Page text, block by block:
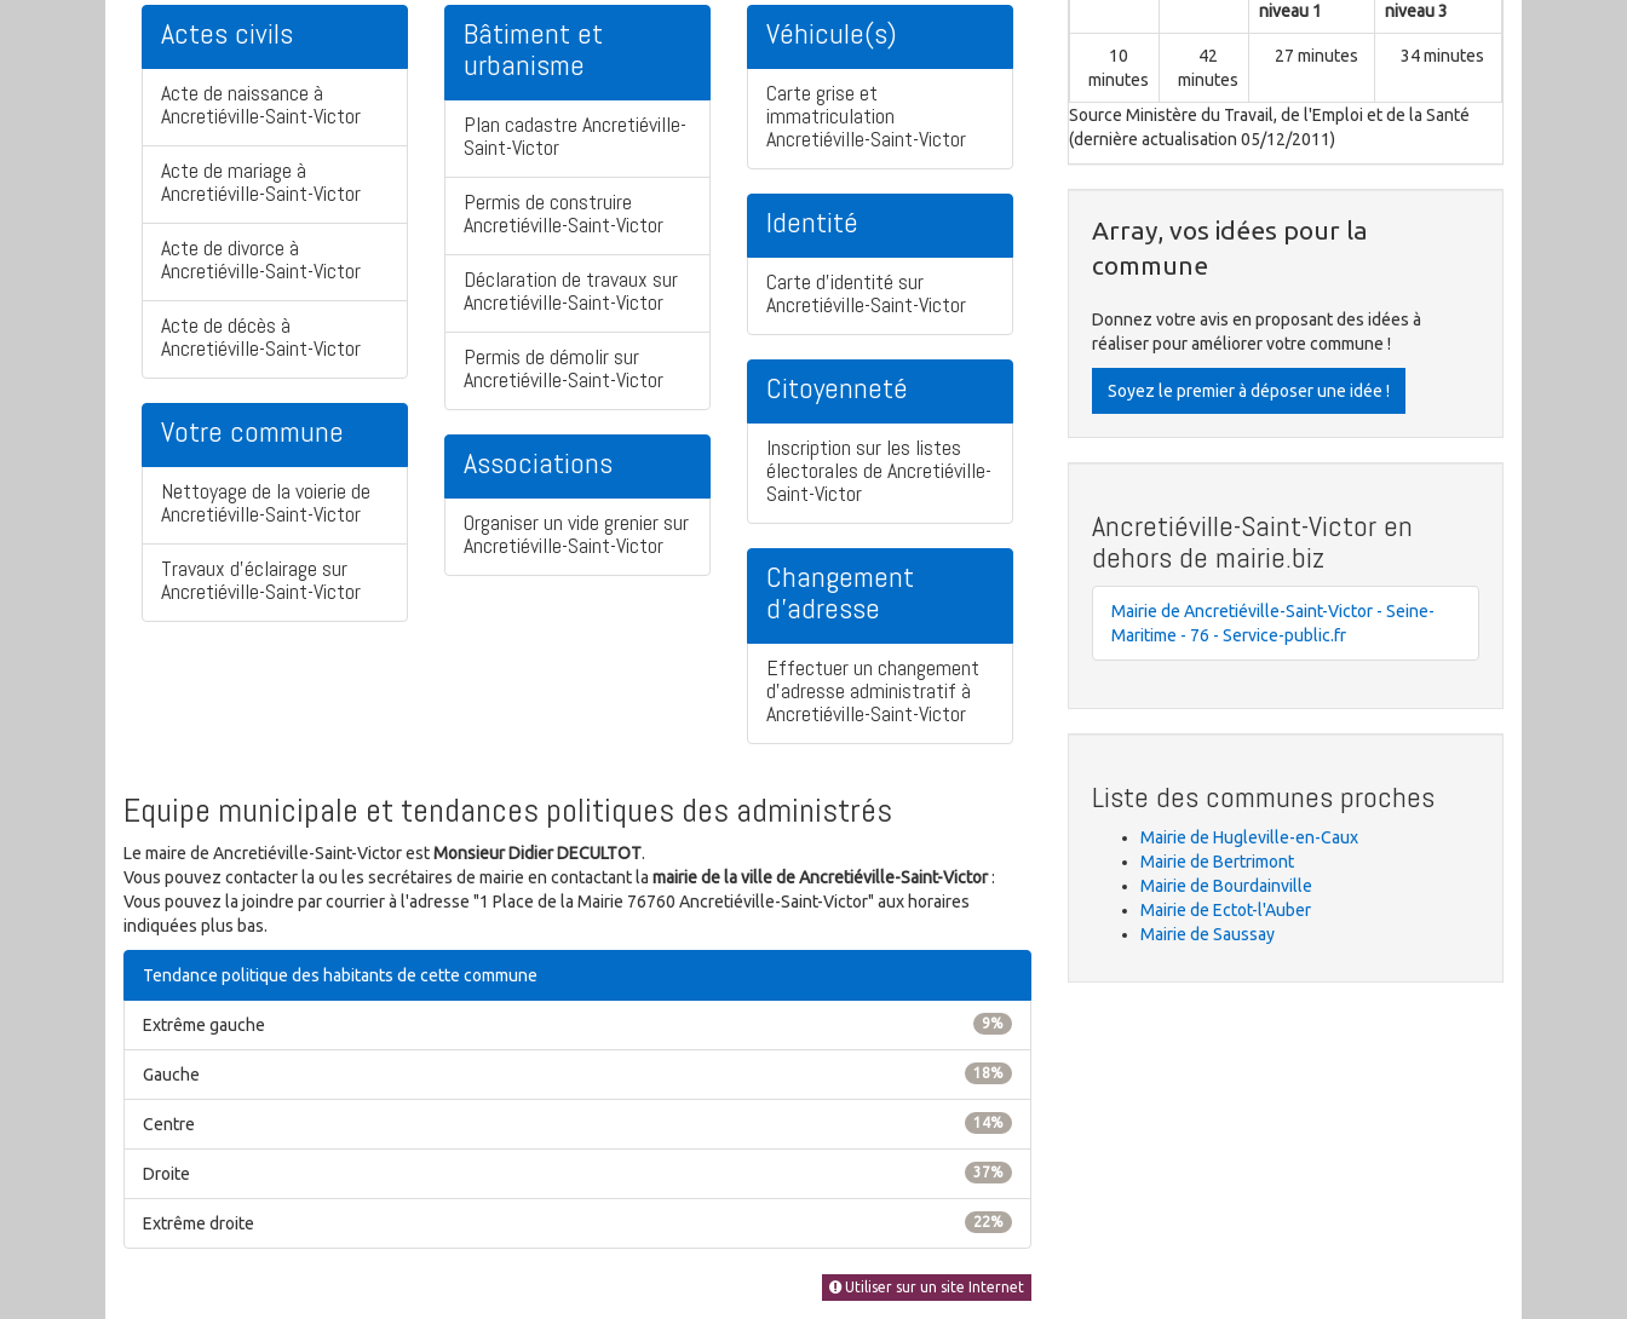
Actes civils
Acte de naissance à
Ancretiéville-Saint-Victor
Acte de mariage à
Ancretiéville-Saint-Victor
Acte de divorce à
Ancretiéville-Saint-Victor
Acte de décès à
Ancretiéville-Saint-Victor
Votre commune
Nettoyage de la voierie de
Ancretiéville-Saint-Victor
Travaux d'éclairage sur
Ancretiéville-Saint-Victor
Bâtiment et
urbanisme
Plan cadastre Ancretiéville-
Saint-Victor
Permis de construire
Ancretiéville-Saint-Victor
Déclaration de travaux sur
Ancretiéville-Saint-Victor
Permis de démolir sur
Ancretiéville-Saint-Victor
Associations
Organiser un vide grenier sur
Ancretiéville-Saint-Victor
Véhicule(s)
Carte grise et
immatriculation
Ancretiéville-Saint-Victor
Identité
Carte d'identité sur
Ancretiéville-Saint-Victor
Citoyenneté
Inscription sur les listes
électorales de Ancretiéville-
Saint-Victor
Changement
d'adresse
Effectuer un changement
d'adresse administratif à
Ancretiéville-Saint-Victor
Equipe municipale et tendances politiques des administrés
Le maire de Ancretiéville-Saint-Victor estMonsieur Didier DECULTOT.
Vous pouvez contacter la ou les secrétaires de mairie en contactant la mairie de la ville de Ancretiéville-Saint-Victor:
Vous pouvez la joindre par courrier à l'adresse "1 Place de la Mairie 76760 Ancretiéville-Saint-Victor" aux horaires
indiquées plus bas.
Tendance politique des habitants de cette commune
9%
Extrême gauche
18%
Gauche
14%
Centre
37%
Droite
22%
Extrême droite
Utiliser sur un site Internet
niveau 1
niveau 3
10
minutes
42
minutes
27 minutes 34 minutes
Source Ministère du Travail, de l'Emploi et de la Santé
(dernière actualisation 05/12/2011)
Array, vos idées pour la
commune
Donnez votre avis en proposant des idées à
réaliser pour améliorer votre commune !
Soyez le premier à déposer une idée !
Ancretiéville-Saint-Victor en
dehors de mairie.biz
Mairie de Ancretiéville-Saint-Victor - Seine-
Maritime - 76 - Service-public.fr
Liste des communes proches
Mairie de Hugleville-en-Caux
Mairie de Bertrimont
Mairie de Bourdainville
Mairie de Ectot-l'Auber
Mairie de Saussay